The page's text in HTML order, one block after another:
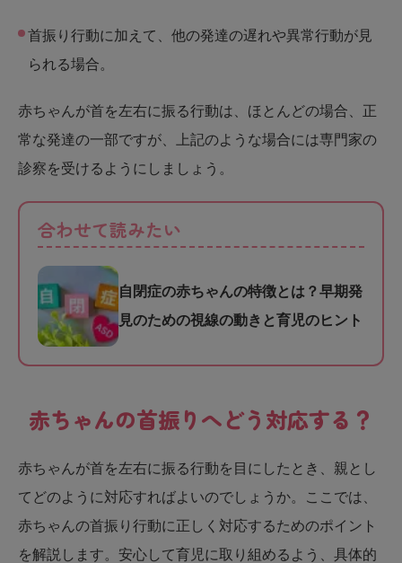
首振り行動に加えて、他の発達の遅れや異常行動が見
られる場合。
赤ちゃんが首を左右に振る行動は、ほとんどの場合、正
常な発達の一部ですが、上記のような場合には専門家の
診察を受けるようにしましょう。
合わせて読みたい
自閉症の赤ちゃんの特徴とは？早期発
見のための視線の動きと育児のヒント
赤ちゃんの首振りへどう対応する？
赤ちゃんが首を左右に振る行動を目にしたとき、親とし
てどのように対応すればよいのでしょうか。ここでは、
赤ちゃんの首振り行動に正しく対応するためのポイント
を解説します。安心して育児に取り組めるよう、具体的